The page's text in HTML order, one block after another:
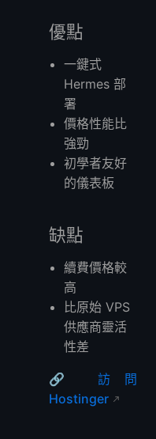
優點
一鍵式
Hermes 部
署
價格性能比
強勁
初學者友好
的儀表板
缺點
續費價格較
高
比原始 VPS
供應商靈活
性差
🔗 訪問
Hostinger